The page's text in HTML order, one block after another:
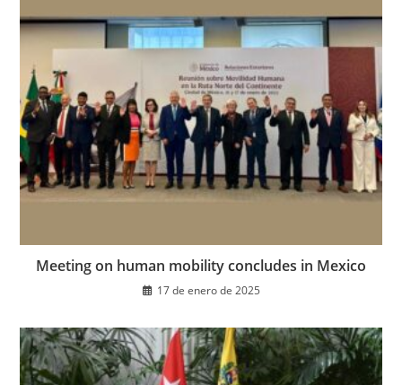
Meeting on human mobility concludes in Mexico
17 de enero de 2025